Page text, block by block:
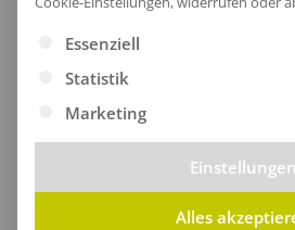
Segmente-Design und der
optimalen Komfort sorgen. Der
Größeneinsteller im Retro-Stil
perfekte Passform für jeden Kopf.
Es folgt eine Liste der
Essenziell
Statistik
Marketing
Einstellungen
Alles